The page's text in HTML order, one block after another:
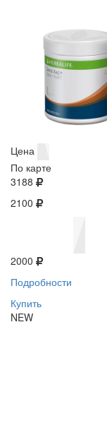
Цена
По карте
3188
2100
2000
Подробности
Купить
NEW